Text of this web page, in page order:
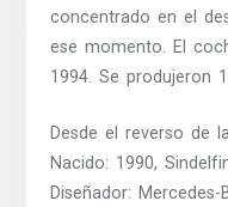
concentrado en el
ese momento. El
1994. Se produjeron
Desde el reverso de
Nacido: 1990,
Diseñador: Mercedes-